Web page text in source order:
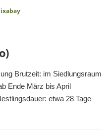
Brutzeit: im Siedlungsraum
Ende März bis April
etwa 28 Tage